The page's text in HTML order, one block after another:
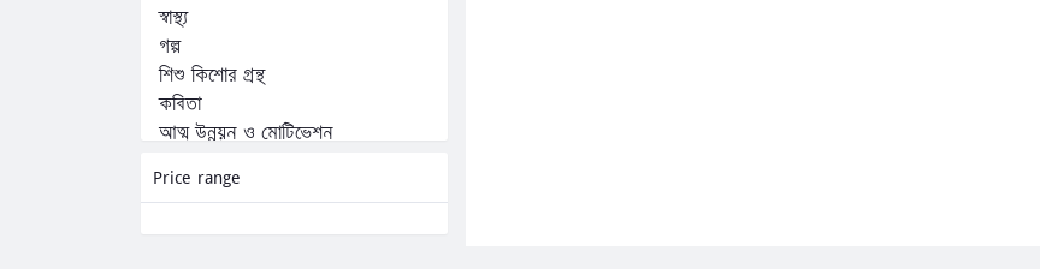
স্বাস্থ্য
গল্প
শিশু কিশোর গ্রন্থ
কবিতা
আত্ম উন্নয়ন ও মোটিভেশন
অন্যান্য
Price range